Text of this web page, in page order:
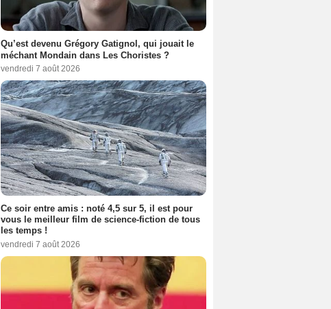
Qu’est devenu Grégory Gatignol, qui jouait le
méchant Mondain dans Les Choristes ?
vendredi 7 août 2026
Ce soir entre amis : noté 4,5 sur 5, il est pour
vous le meilleur film de science-fiction de tous
les temps !
vendredi 7 août 2026